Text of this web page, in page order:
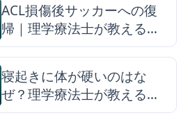
ACL損傷後サッカーへの復
帰｜理学療法士が教える最
短ロードマップと再発予防
寝起きに体が硬いのはな
ぜ？理学療法士が教える朝
スッキリ目覚める3つの原因